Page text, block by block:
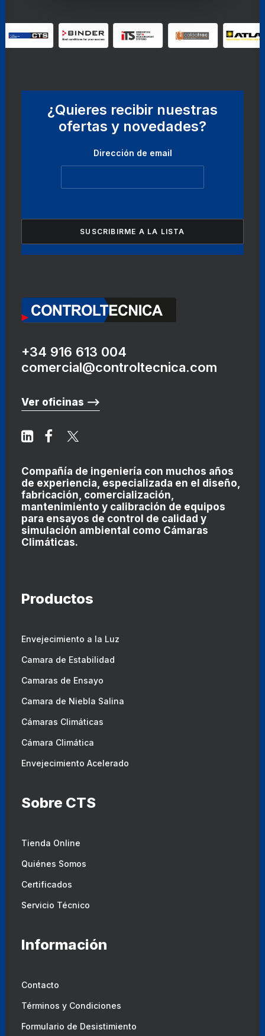
¿Quieres recibir nuestras
ofertas y novedades?
Dirección de email
+34 916 613 004
comercial@controltecnica.com
Ver oficinas ⟶
Compañía de ingeniería con muchos años
de experiencia, especializada en el diseño,
fabricación, comercialización,
mantenimiento y calibración de equipos
para ensayos de control de calidad y
simulación ambiental como Cámaras
Climáticas.
Productos
Envejecimiento a la Luz
Camara de Estabilidad
Camaras de Ensayo
Camara de Niebla Salina
Cámaras Climáticas
Cámara Climática
Envejecimiento Acelerado
Sobre CTS
Tienda Online
Quiénes Somos
Certificados
Servicio Técnico
Información
Contacto
Términos y Condiciones
Formulario de Desistimiento